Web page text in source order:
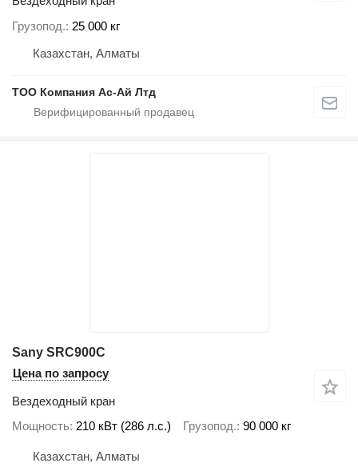
Грузопод. 25 000 кг
Казахстан, Алматы
ТОО Компания Ас-Ай Лтд
Sany SRC900C
Цена по запросу
Вездеходный кран
Мощность 210 кВт (286 л.с.) Грузопод. 90 000 кг
Казахстан, Алматы